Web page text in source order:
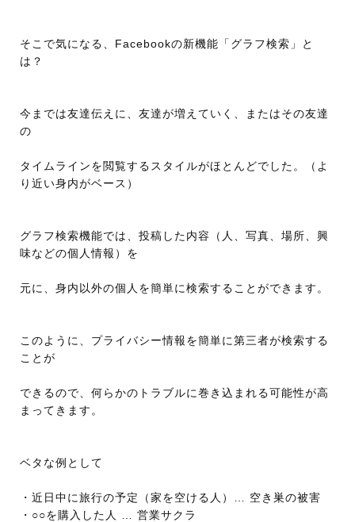
そこで気になる、Facebookの新機能「グラフ検索」と
は？
今までは友達伝えに、友達が増えていく、またはその友達
の
タイムラインを閲覧するスタイルがほとんどでした。（よ
り近い身内がベース）
グラフ検索機能では、投稿した内容（人、写真、場所、興
味などの個人情報）を
元に、身内以外の個人を簡単に検索することができます。
このように、プライバシー情報を簡単に第三者が検索する
ことが
できるので、何らかのトラブルに巻き込まれる可能性が高
まってきます。
ベタな例として
・近日中に旅行の予定（家を空ける人）… 空き巣の被害
・○○を購入した人 … 営業サクラ